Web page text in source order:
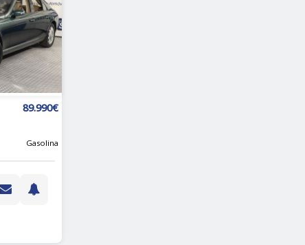
89.990€
Gasolina